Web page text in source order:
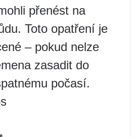
přenést na
Toto opatření je
– pokud nelze
zasadit do
počasí.